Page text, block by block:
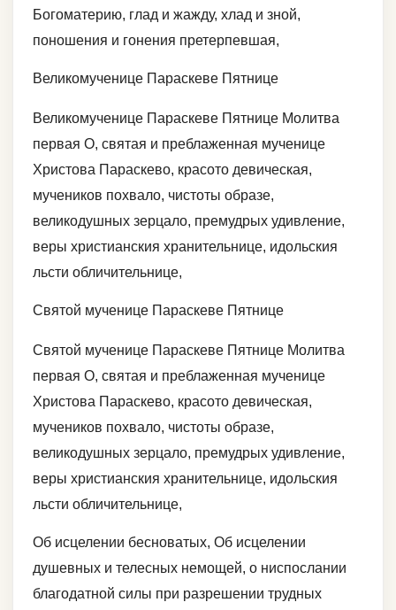
Богоматерию, глад и жажду, хлад и зной,
поношения и гонения претерпевшая,
Великомученице Параскеве Пятнице
Великомученице Параскеве Пятнице Молитва
первая О, святая и преблаженная мученице
Христова Параскево, красото девическая,
мучеников похвало, чистоты образе,
великодушных зерцало, премудрых удивление,
веры христианския хранительнице, идольския
льсти обличительнице,
Святой мученице Параскеве Пятнице
Святой мученице Параскеве Пятнице Молитва
первая О, святая и преблаженная мученице
Христова Параскево, красото девическая,
мучеников похвало, чистоты образе,
великодушных зерцало, премудрых удивление,
веры христианския хранительнице, идольския
льсти обличительнице,
Об исцелении бесноватых, Об исцелении
душевных и телесных немощей, о ниспослании
благодатной силы при разрешении трудных